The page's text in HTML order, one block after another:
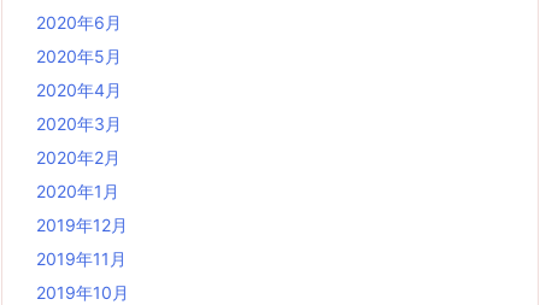
2020年6月
2020年5月
2020年4月
2020年3月
2020年2月
2020年1月
2019年12月
2019年11月
2019年10月